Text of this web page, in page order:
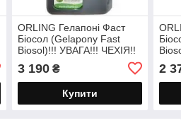
ORLING Гелапоні Фаст
Біосол (Gelapony Fast
Biosol)!!! УВАГА!!! ЧЕХІЯ!!
3 190₴
Купити
2